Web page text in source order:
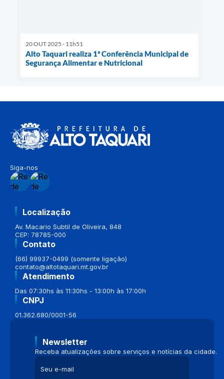
20 OUT 2025 - 11h51
Alto Taquari realiza 1ª Conferência Municipal de
Segurança Alimentar e Nutricional
Siga-nos
Localização
Av. Macario Subtil de Oliveira, 848
CEP: 78785-000
Contato
(66) 99937-0499 (somente ligação)
contato@altotaquari.mt.gov.br
Atendimento
Das 07:30hs às 11:30hs - 13:00h às 17:00h
CNPJ
01.362.680/0001-56
Newsletter
Receba atualizações sobre serviços e notícias da cidade.